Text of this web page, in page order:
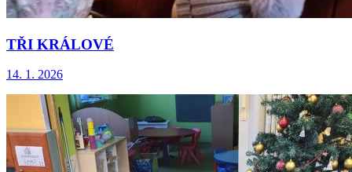
TŘI KRÁLOVÉ
14. 1. 2026